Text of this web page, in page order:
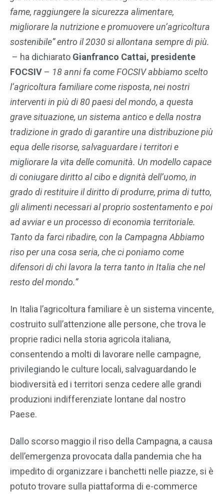
fame, raggiungere la sicurezza alimentare,
migliorare la nutrizione e promuovere un’agricoltura
sostenibile” entro il 2030 si allontana sempre di più.
– ha dichiarato Gianfranco Cattai, presidente
FOCSIV – 18 anni fa come FOCSIV abbiamo scelto
l‘agricoltura familiare come risposta, nei nostri
interventi in più di 80 paesi del mondo, a questa
grave situazione, un sistema antico e della nostra
tradizione in grado di garantire una distribuzione più
equa delle risorse, salvaguardare i territori e
migliorare la vita delle comunità. Un modello capace
di coniugare diritto al cibo e dignità dell’uomo, in
grado di restituire il diritto di produrre, prima di tutto,
gli alimenti necessari al proprio sostentamento e poi
ad avviar e un processo di economia territoriale.
Tanto da farci ribadire, con la Campagna Abbiamo
riso per una cosa seria, che ci poniamo come
difensori di chi lavora la terra tanto in Italia che nel
resto del mondo.”
In Italia l’agricoltura familiare è un sistema vincente,
costruito sull’attenzione alle persone, che trova le
proprie radici nella storia agricola italiana,
consentendo a molti di lavorare nelle campagne,
privilegiando le culture locali, salvaguardando le
biodiversità ed i territori senza cedere alle grandi
produzioni indifferenziate lontane dal nostro
Paese.
Dallo scorso maggio il riso della Campagna, a causa
dell’emergenza provocata dalla pandemia che ha
impedito di organizzare i banchetti nelle piazze, si è
potuto trovare sulla piattaforma di e-commerce